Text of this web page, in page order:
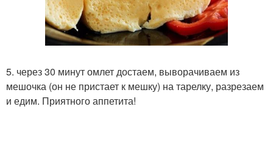
5. через 30 минут омлет достаем, выворачиваем из
мешочка (он не пристает к мешку) на тарелку, разрезаем
и едим. Приятного аппетита!